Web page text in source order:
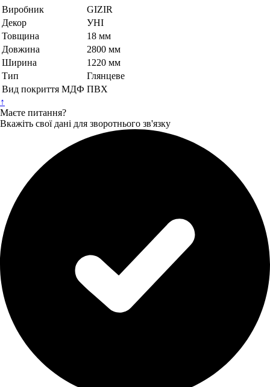
Виробник
GIZIR
Декор
УНІ
Товщина
18 мм
Довжина
2800 мм
Ширина
1220 мм
Тип
Глянцеве
Вид покриття МДФ ПВХ
↑
Маєте питання?
Вкажіть свої дані для зворотнього зв'язку